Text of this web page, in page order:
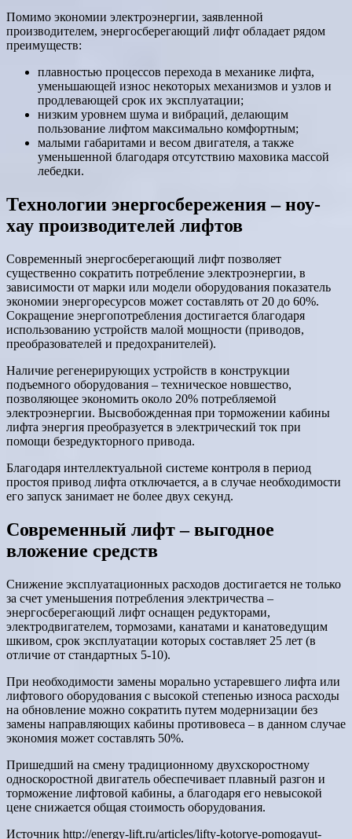
Помимо экономии электроэнергии, заявленной
производителем, энергосберегающий лифт обладает рядом
преимуществ:
плавностью процессов перехода в механике лифта,
уменьшающей износ некоторых механизмов и узлов и
продлевающей срок их эксплуатации;
низким уровнем шума и вибраций, делающим
пользование лифтом максимально комфортным;
малыми габаритами и весом двигателя, а также
уменьшенной благодаря отсутствию маховика массой
лебедки.
Технологии энергосбережения – ноу-
хау производителей лифтов
Современный энергосберегающий лифт позволяет
существенно сократить потребление электроэнергии, в
зависимости от марки или модели оборудования показатель
экономии энергоресурсов может составлять от 20 до 60%.
Сокращение энергопотребления достигается благодаря
использованию устройств малой мощности (приводов,
преобразователей и предохранителей).
Наличие регенерирующих устройств в конструкции
подъемного оборудования – техническое новшество,
позволяющее экономить около 20% потребляемой
электроэнергии. Высвобожденная при торможении кабины
лифта энергия преобразуется в электрический ток при
помощи безредукторного привода.
Благодаря интеллектуальной системе контроля в период
простоя привод лифта отключается, а в случае необходимости
его запуск занимает не более двух секунд.
Современный лифт – выгодное
вложение средств
Снижение эксплуатационных расходов достигается не только
за счет уменьшения потребления электричества –
энергосберегающий лифт оснащен редукторами,
электродвигателем, тормозами, канатами и канатоведущим
шкивом, срок эксплуатации которых составляет 25 лет (в
отличие от стандартных 5-10).
При необходимости замены морально устаревшего лифта или
лифтового оборудования с высокой степенью износа расходы
на обновление можно сократить путем модернизации без
замены направляющих кабины противовеса – в данном случае
экономия может составлять 50%.
Пришедший на смену традиционному двухскоростному
односкоростной двигатель обеспечивает плавный разгон и
торможение лифтовой кабины, а благодаря его невысокой
цене снижается общая стоимость оборудования.
Источник http://energy-lift.ru/articles/lifty-kotorye-pomogayut-